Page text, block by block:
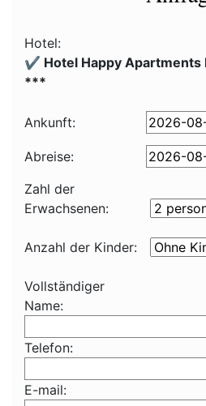
Hotel:
✔️ Hotel Happy Apartments
***
Ankunft:
Abreise:
Zahl der
Erwachsenen:
Anzahl der Kinder:
Vollständiger
Name:
Telefon:
E-mail: